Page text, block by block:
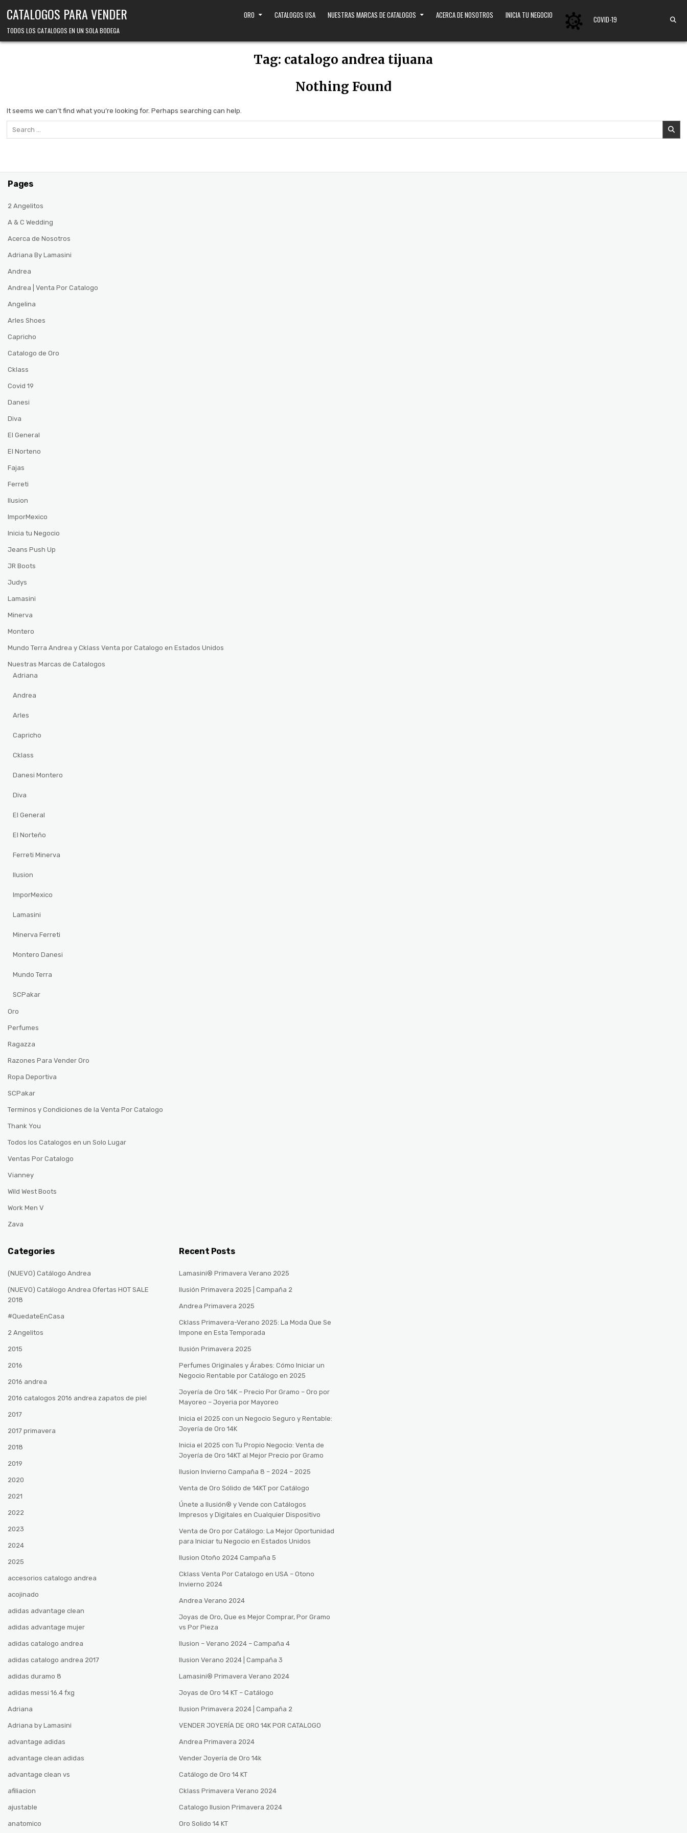
CATALOGOS PARA VENDER
TODOS LOS CATALOGOS EN UN SOLA BODEGA
ORO CATALOGOS USA NUESTRAS MARCAS DE CATALOGOS ACERCA DE NOSOTROS INICIA TU NEGOCIO COVID-19
Tag: catalogo andrea tijuana
Nothing Found
It seems we can’t find what you’re looking for. Perhaps searching can help.
Pages
2 Angelitos
A & C Wedding
Acerca de Nosotros
Adriana By Lamasini
Andrea
Andrea | Venta Por Catalogo
Angelina
Arles Shoes
Capricho
Catalogo de Oro
Cklass
Covid 19
Danesi
Diva
El General
El Norteno
Fajas
Ferreti
Ilusion
ImporMexico
Inicia tu Negocio
Jeans Push Up
JR Boots
Judys
Lamasini
Minerva
Montero
Mundo Terra Andrea y Cklass Venta por Catalogo en Estados Unidos
Nuestras Marcas de Catalogos
Adriana
Andrea
Arles
Capricho
Cklass
Danesi Montero
Diva
El General
El Norteño
Ferreti Minerva
Ilusion
ImporMexico
Lamasini
Minerva Ferreti
Montero Danesi
Mundo Terra
SCPakar
Oro
Perfumes
Ragazza
Razones Para Vender Oro
Ropa Deportiva
SCPakar
Terminos y Condiciones de la Venta Por Catalogo
Thank You
Todos los Catalogos en un Solo Lugar
Ventas Por Catalogo
Vianney
Wild West Boots
Work Men V
Zava
Categories
(NUEVO) Catálogo Andrea
(NUEVO) Catálogo Andrea Ofertas HOT SALE
2018
#QuedateEnCasa
2 Angelitos
2015
2016
2016 andrea
2016 catalogos 2016 andrea zapatos de piel
2017
2017 primavera
2018
2019
2020
2021
2022
2023
2024
2025
accesorios catalogo andrea
acojinado
adidas advantage clean
adidas advantage mujer
adidas catalogo andrea
adidas catalogo andrea 2017
adidas duramo 8
adidas messi 16.4 fxg
Adriana
Adriana by Lamasini
advantage adidas
advantage clean adidas
advantage clean vs
afiliacion
ajustable
anatomico
Recent Posts
Lamasini® Primavera Verano 2025
Ilusión Primavera 2025 | Campaña 2
Andrea Primavera 2025
Cklass Primavera-Verano 2025: La Moda Que Se
Impone en Esta Temporada
Ilusión Primavera 2025
Perfumes Originales y Árabes: Cómo Iniciar un
Negocio Rentable por Catálogo en 2025
Joyería de Oro 14K – Precio Por Gramo – Oro por
Mayoreo – Joyeria por Mayoreo
Inicia el 2025 con un Negocio Seguro y Rentable:
Joyería de Oro 14K
Inicia el 2025 con Tu Propio Negocio: Venta de
Joyería de Oro 14KT al Mejor Precio por Gramo
Ilusion Invierno Campaña 8 – 2024 – 2025
Venta de Oro Sólido de 14KT por Catálogo
Únete a Ilusión® y Vende con Catálogos
Impresos y Digitales en Cualquier Dispositivo
Venta de Oro por Catálogo: La Mejor Oportunidad
para Iniciar tu Negocio en Estados Unidos
Ilusion Otoño 2024 Campaña 5
Cklass Venta Por Catalogo en USA – Otono
Invierno 2024
Andrea Verano 2024
Joyas de Oro, Que es Mejor Comprar, Por Gramo
vs Por Pieza
Ilusion – Verano 2024 – Campaña 4
Ilusion Verano 2024 | Campaña 3
Lamasini®️ Primavera Verano 2024
Joyas de Oro 14 KT – Catálogo
Ilusion Primavera 2024 | Campaña 2
VENDER JOYERÍA DE ORO 14K POR CATALOGO
Andrea Primavera 2024
Vender Joyería de Oro 14k
Catálogo de Oro 14 KT
Cklass Primavera Verano 2024
Catalogo Ilusion Primavera 2024
Oro Solido 14 KT